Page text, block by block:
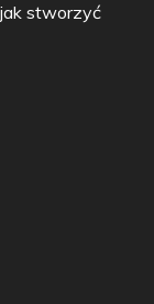
stworzyć